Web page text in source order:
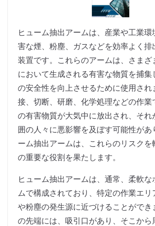
ヒューム抽出アームは、産業や工業
害な煙、粉塵、ガスなどを効率よく排
装置です。これらのアームは、さまざ
において生成される有害な物質を捕
の安全性を向上させるために使用され
接、切断、研磨、化学処理などの作業
の有害物質が大気中に放出され、それ
囲の人々に悪影響を及ぼす可能性があ
ーム抽出アームは、これらのリスクを
の重要な役割を果たします。
ヒューム抽出アームは、通常、柔軟な
ムで構成されており、特定の作業エリ
や粉塵の発生源に近づけることができ
の先端には、吸引口があり、そこから